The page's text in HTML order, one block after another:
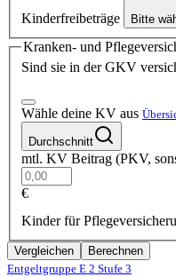
Kinderfreibeträge Bitte
Kranken- und
Sind sie in der GKV
Wähle deine KV aus
Durchschnitt
mtl. KV Beitrag (PKV,
€
Kinder für
Vergleichen
Berechnen
Entgeltgruppe E 2 Stufe 3